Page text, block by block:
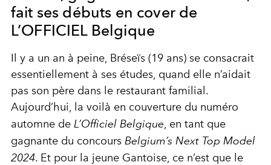
fait ses débuts en cover de
L’OFFICIEL Belgique
Il y a un an à peine, Bréseïs (19 ans) se consacrait
essentiellement à ses études, quand elle n’aidait
pas son père dans le restaurant familial.
Aujourd’hui, la voilà en couverture du numéro
automne de L’Officiel Belgique, en tant que
gagnante du concours Belgium’s Next Top Model
2024. Et pour la jeune Gantoise, ce n’est que le